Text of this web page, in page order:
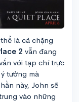
là cả chặng
2 vẫn đang
với tạp chí trực
tưởng mà
này, John sẽ
vào những